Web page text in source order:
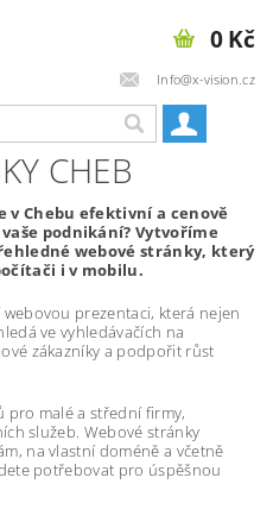
Info@x-vision.cz
0 Kč
CHEB
v Chebu efektivní a cenově
podnikání? Vytvoříme
webové stránky, který
i v mobilu.
prezentaci, která nejen
ve vyhledávačích na
zákazníky a podpořit růst
pro malé a střední firmy,
služeb. Webové stránky
na vlastní doméně a včetně
potřebovat pro úspěšnou